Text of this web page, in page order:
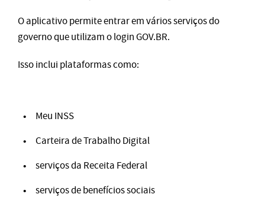
O aplicativo permite entrar em vários serviços do
governo que utilizam o login GOV.BR.
Isso inclui plataformas como:
Meu INSS
Carteira de Trabalho Digital
serviços da Receita Federal
serviços de benefícios sociais